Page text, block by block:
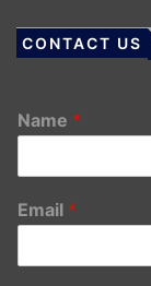
CONTACT US
Name *
Email *